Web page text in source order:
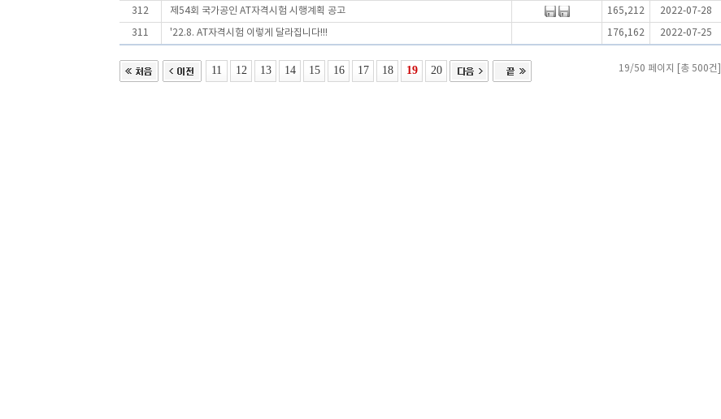
312 제54회 국가공인 AT자격시험 시행계획 공고 165,212 2022-07-28
311 '22.8. AT자격시험 이렇게 달라집니다!!! 176,162 2022-07-25
11 12 13 14 15 16 17 18 19 20 19/50 페이지 [총 500건]